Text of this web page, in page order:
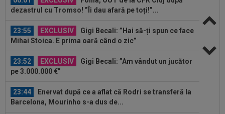
dezastrul cu Tromso! ”Îi dau afară pe toți!”...
23:55 EXCLUSIV
Gigi Becali: ”Hai să-ți spun ce face
Mihai Stoica. E prima oară când o zic”
23:52 EXCLUSIV
Gigi Becali: ”Am vândut un jucător
pe 3.000.000 €”
23:44
Enervat după ce a aflat că Rodri se transferă la
Barcelona, Mourinho s-a dus de...